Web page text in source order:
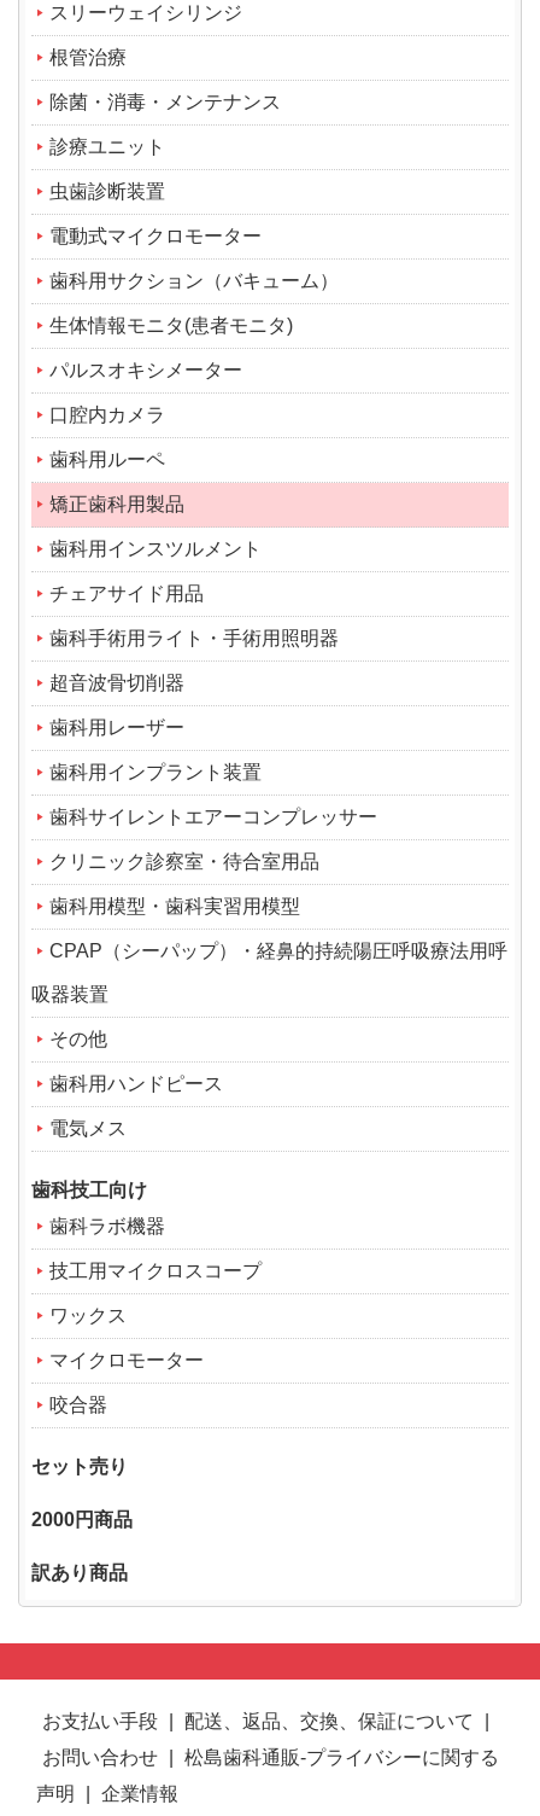
スリーウェイシリンジ
根管治療
除菌・消毒・メンテナンス
診療ユニット
虫歯診断装置
電動式マイクロモーター
歯科用サクション（バキューム）
生体情報モニタ(患者モニタ)
パルスオキシメーター
口腔内カメラ
歯科用ルーペ
矯正歯科用製品
歯科用インスツルメント
チェアサイド用品
歯科手術用ライト・手術用照明器
超音波骨切削器
歯科用レーザー
歯科用インプラント装置
歯科サイレントエアーコンプレッサー
クリニック診察室・待合室用品
歯科用模型・歯科実習用模型
CPAP（シーパップ）・経鼻的持続陽圧呼吸療法用呼
吸器装置
その他
歯科用ハンドピース
電気メス
歯科技工向け
歯科ラボ機器
技工用マイクロスコープ
ワックス
マイクロモーター
咬合器
セット売り
2000円商品
訳あり商品
お支払い手段 配送、返品、交換、保証について
お問い合わせ
松島歯科通販-プライバシーに関する
声明
企業情報